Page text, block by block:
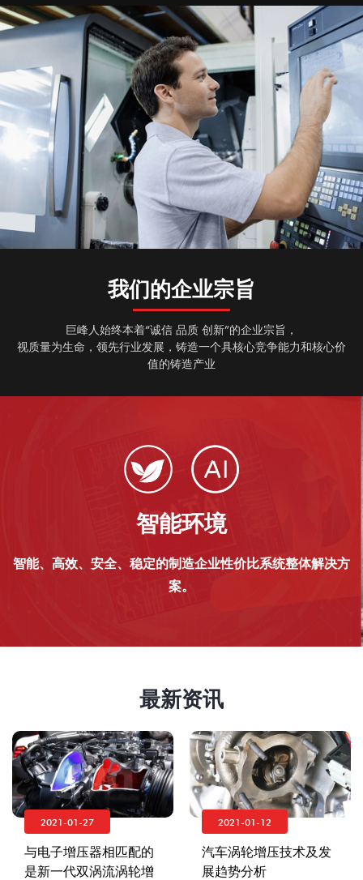
我们的企业宗旨
巨峰人始终本着“诚信 品质 创新”的企业宗旨，
视质量为生命，领先行业发展，铸造一个具核心竞争能力和核心价
值的铸造产业
智能环境
智能、高效、安全、稳定的制造企业性价比系统整体解决方
案。
最新资讯
2021-01-27
与电子增压器相匹配的
是新一代双涡流涡轮增
2021-01-12
汽车涡轮增压技术及发
展趋势分析